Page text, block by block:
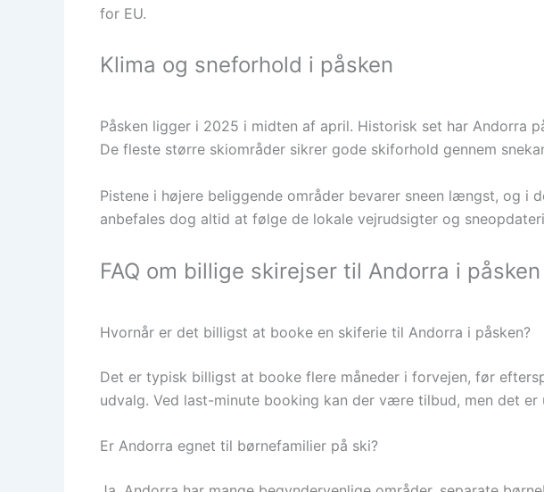
for EU.
Klima og sneforhold i påsken
Påsken ligger i 2025 i midten af april. Historisk set har Andorra
De fleste større skiområder sikrer gode skiforhold gennem
Pistene i højere beliggende områder bevarer sneen længst, og
anbefales dog altid at følge de lokale vejrudsigter og
FAQ om billige skirejser til Andorra i påsken
Hvornår er det billigst at booke en skiferie til Andorra i påsken?
Det er typisk billigst at booke flere måneder i forvejen, før
udvalg. Ved last-minute booking kan der være tilbud, men det
Er Andorra egnet til børnefamilier på ski?